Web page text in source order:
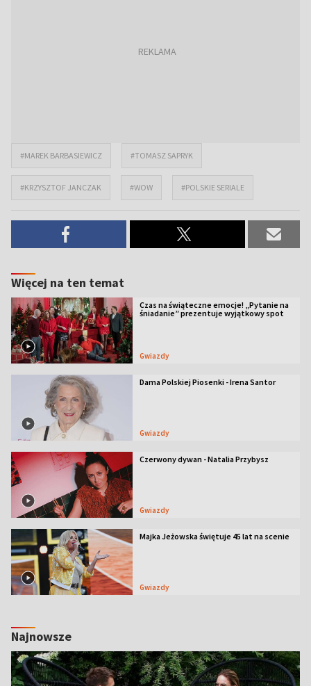
#MAREK BARBASIEWICZ #TOMASZ SAPRYK
#KRZYSZTOF JANCZAK #WOW #POLSKIE SERIALE
Więcej na ten temat
Czas na świąteczne emocje! „Pytanie na
śniadanie” prezentuje wyjątkowy spot
Gwiazdy
Dama Polskiej Piosenki - Irena Santor
Gwiazdy
Czerwony dywan - Natalia Przybysz
Gwiazdy
Majka Jeżowska świętuje 45 lat na scenie
Gwiazdy
Najnowsze